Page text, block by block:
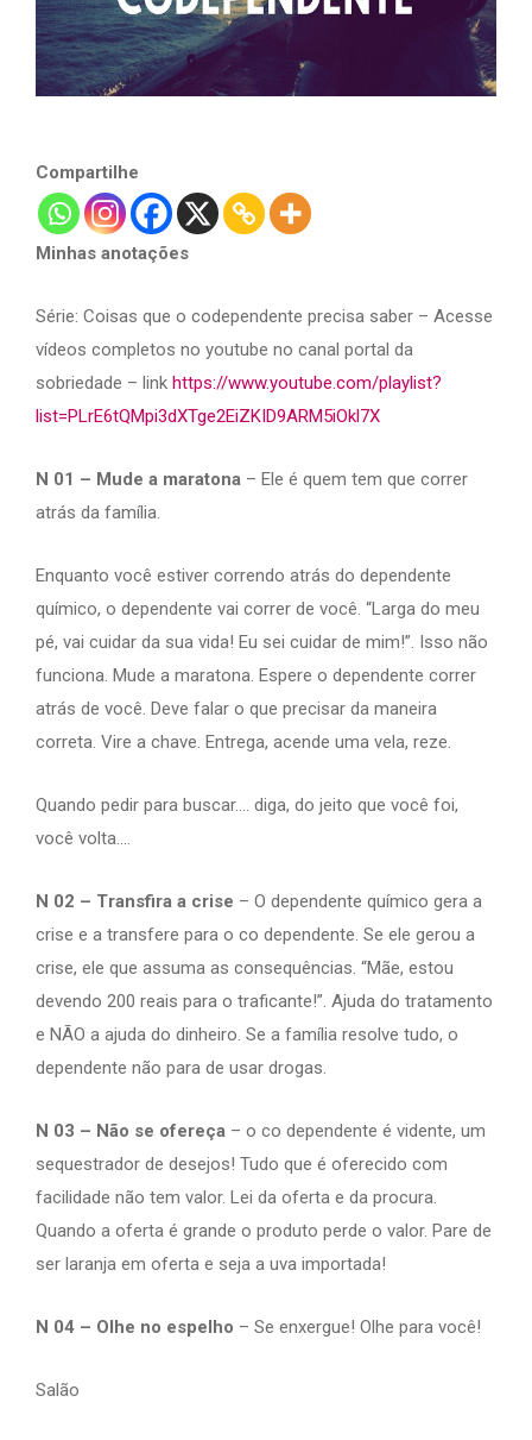
Compartilhe
Minhas anotações
Série: Coisas que o codependente precisa saber – Acesse
vídeos completos no youtube no canal portal da
sobriedade – link https://www.youtube.com/playlist?
list=PLrE6tQMpi3dXTge2EiZKID9ARM5iOkl7X
N 01 – Mude a maratona – Ele é quem tem que correr
atrás da família.
Enquanto você estiver correndo atrás do dependente
químico, o dependente vai correr de você. “Larga do meu
pé, vai cuidar da sua vida! Eu sei cuidar de mim!”. Isso não
funciona. Mude a maratona. Espere o dependente correr
atrás de você. Deve falar o que precisar da maneira
correta. Vire a chave. Entrega, acende uma vela, reze.
Quando pedir para buscar…. diga, do jeito que você foi,
você volta….
N 02 – Transfira a crise – O dependente químico gera a
crise e a transfere para o co dependente. Se ele gerou a
crise, ele que assuma as consequências. “Mãe, estou
devendo 200 reais para o traficante!”. Ajuda do tratamento
e NÃO a ajuda do dinheiro. Se a família resolve tudo, o
dependente não para de usar drogas.
N 03 – Não se ofereça – o co dependente é vidente, um
sequestrador de desejos! Tudo que é oferecido com
facilidade não tem valor. Lei da oferta e da procura.
Quando a oferta é grande o produto perde o valor. Pare de
ser laranja em oferta e seja a uva importada!
N 04 – Olhe no espelho – Se enxergue! Olhe para você!
Salão